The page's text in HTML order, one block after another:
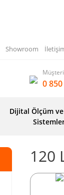
Showroom
0
Dijital Ölçüm
120